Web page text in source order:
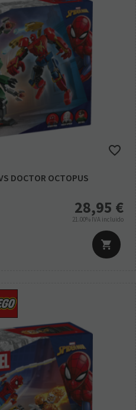
DOCTOR OCTOPUS
28,95 €
21.00% IVA incluido